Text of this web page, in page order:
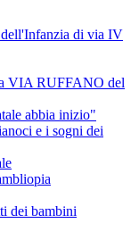
di via IV
VIA RUFFANO del
abbia inizio"
e i sogni dei
dei bambini